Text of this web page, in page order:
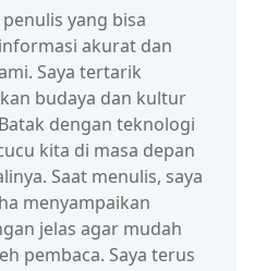
yang bisa
akurat dan
Saya tertarik
budaya dan kultur
dengan teknologi
kita di masa depan
Saat menulis, saya
menyampaikan
jelas agar mudah
pembaca. Saya terus